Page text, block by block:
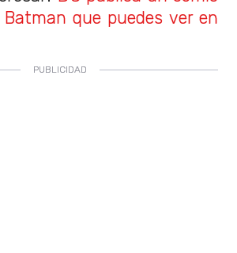
que puedes ver en